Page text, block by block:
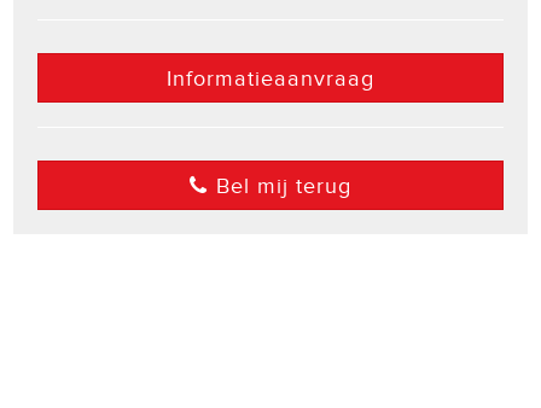
Informatieaanvraag
Bel mij terug